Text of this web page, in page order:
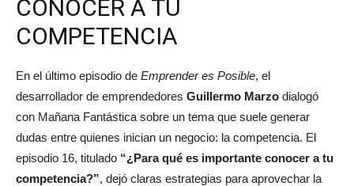
CONOCER A TU
COMPETENCIA
En el último episodio de Emprender es Posible, el
desarrollador de emprendedores Guillermo Marzo dialogó
con Mañana Fantástica sobre un tema que suele generar
dudas entre quienes inician un negocio: la competencia. El
episodio 16, titulado “¿Para qué es importante conocer a tu
competencia?”, dejó claras estrategias para aprovechar la